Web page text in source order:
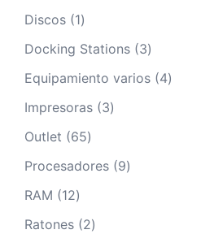
Discos 11
producto
Docking Stations 33
productos
Equipamiento varios 44
Impresoras 33
Outlet 6565
productos
Procesadores 99
RAM 1212
productos
Ratones 22